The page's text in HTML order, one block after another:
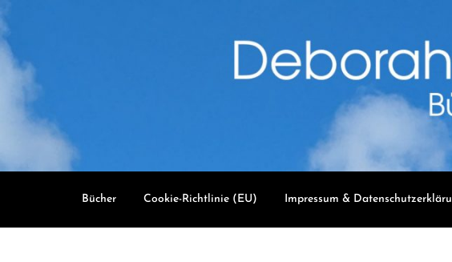
content
Bücher Cookie-Richtlinie (EU) Impressum &